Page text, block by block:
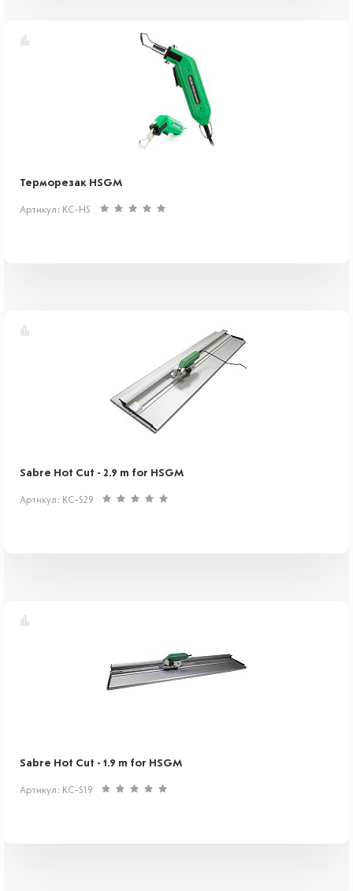
Терморезак HSGM
Артикул: KC-HS
Sabre Hot Cut - 2.9 m for HSGM
Артикул: KC-S29
Sabre Hot Cut - 1.9 m for HSGM
Артикул: KC-S19